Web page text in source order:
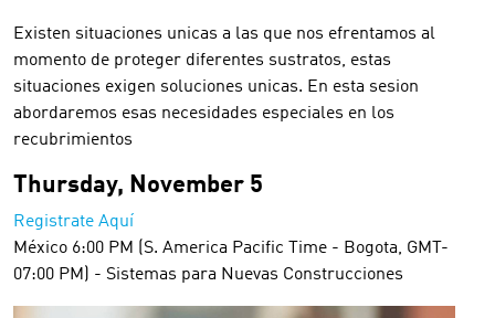
Existen situaciones unicas a las que nos efrentamos al
momento de proteger diferentes sustratos, estas
situaciones exigen soluciones unicas. En esta sesion
abordaremos esas necesidades especiales en los
recubrimientos
Thursday, November 5
Registrate Aquí
México 6:00 PM (S. America Pacific Time - Bogota, GMT-
07:00 PM) - Sistemas para Nuevas Construcciones